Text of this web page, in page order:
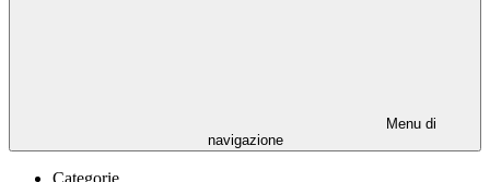
Menu di
navigazione